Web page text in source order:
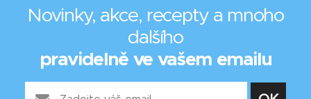
Novinky, akce, recepty a mnoho
dalšího
pravidelně ve vašem emailu